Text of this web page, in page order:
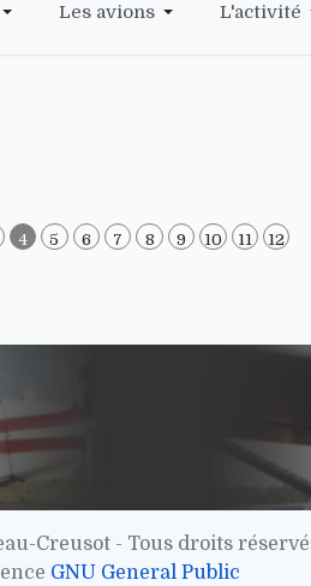
Les avions L'activité
4 5 6 7 8 9 10 11 12
Creusot - Tous droits
GNU General Public